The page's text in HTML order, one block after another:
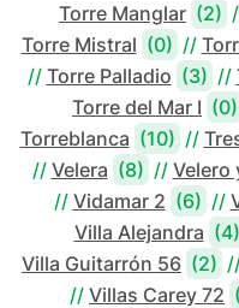
Torre Manglar (2)
Torre Mistral (0) //
// Torre Palladio (3) //
Torre del Mar I (0)
Torreblanca (10) //
// Velera (8) // Velero
// Vidamar 2 (6) //
Villa Alejandra (4)
Villa Guitarrón 56 (2)
// Villas Carey 72